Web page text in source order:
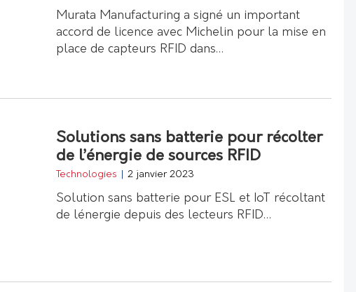
Murata Manufacturing a signé un important
accord de licence avec Michelin pour la mise en
place de capteurs RFID dans…
Solutions sans batterie pour récolter
de l’énergie de sources RFID
Technologies 2 janvier 2023
Solution sans batterie pour ESL et IoT récoltant
de lénergie depuis des lecteurs RFID…